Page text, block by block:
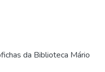
da Biblioteca Mário